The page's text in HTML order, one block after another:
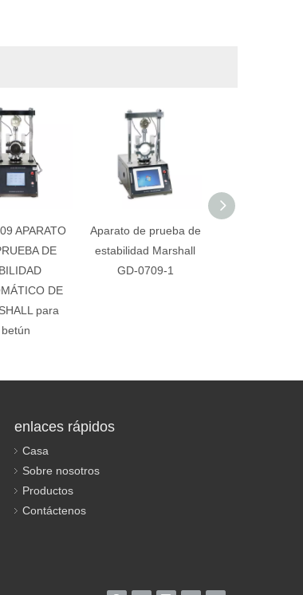
APARATO
DE
DE
para
betún
Aparato de prueba de
estabilidad Marshall
GD-0709-1
enlaces rápidos
Casa
Sobre nosotros
Productos
Contáctenos